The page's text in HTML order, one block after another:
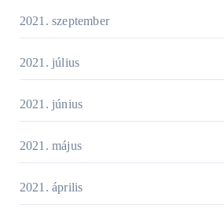
2021. szeptember
2021. július
2021. június
2021. május
2021. április